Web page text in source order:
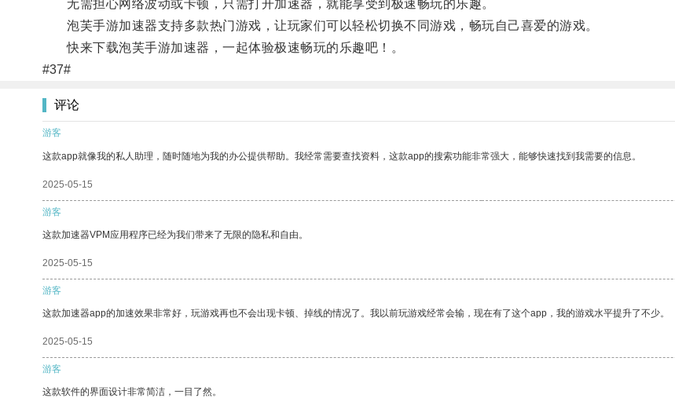
无需担心网络波动或卡顿，只需打开加速器，就能享受到极速畅玩的乐趣。
泡芙手游加速器支持多款热门游戏，让玩家们可以轻松切换不同游戏，畅玩自己喜爱的游戏。
快来下载泡芙手游加速器，一起体验极速畅玩的乐趣吧！。
#37#
评论
游客
这款app就像我的私人助理，随时随地为我的办公提供帮助。我经常需要查找资料，这款app的搜索功能非常强大，能够快速找到我需要的信息。
2025-05-15
游客
这款加速器VPM应用程序已经为我们带来了无限的隐私和自由。
2025-05-15
游客
这款加速器app的加速效果非常好，玩游戏再也不会出现卡顿、掉线的情况了。我以前玩游戏经常会输，现在有了这个app，我的游戏水平提升了不少。
2025-05-15
游客
这款软件的界面设计非常简洁，一目了然。